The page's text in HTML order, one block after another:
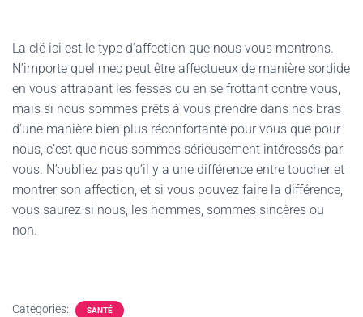
La clé ici est le type d’affection que nous vous montrons.
N’importe quel mec peut être affectueux de manière sordide
en vous attrapant les fesses ou en se frottant contre vous,
mais si nous sommes prêts à vous prendre dans nos bras
d’une manière bien plus réconfortante pour vous que pour
nous, c’est que nous sommes sérieusement intéressés par
vous. N’oubliez pas qu’il y a une différence entre toucher et
montrer son affection, et si vous pouvez faire la différence,
vous saurez si nous, les hommes, sommes sincères ou
non.
Categories: SANTÉ